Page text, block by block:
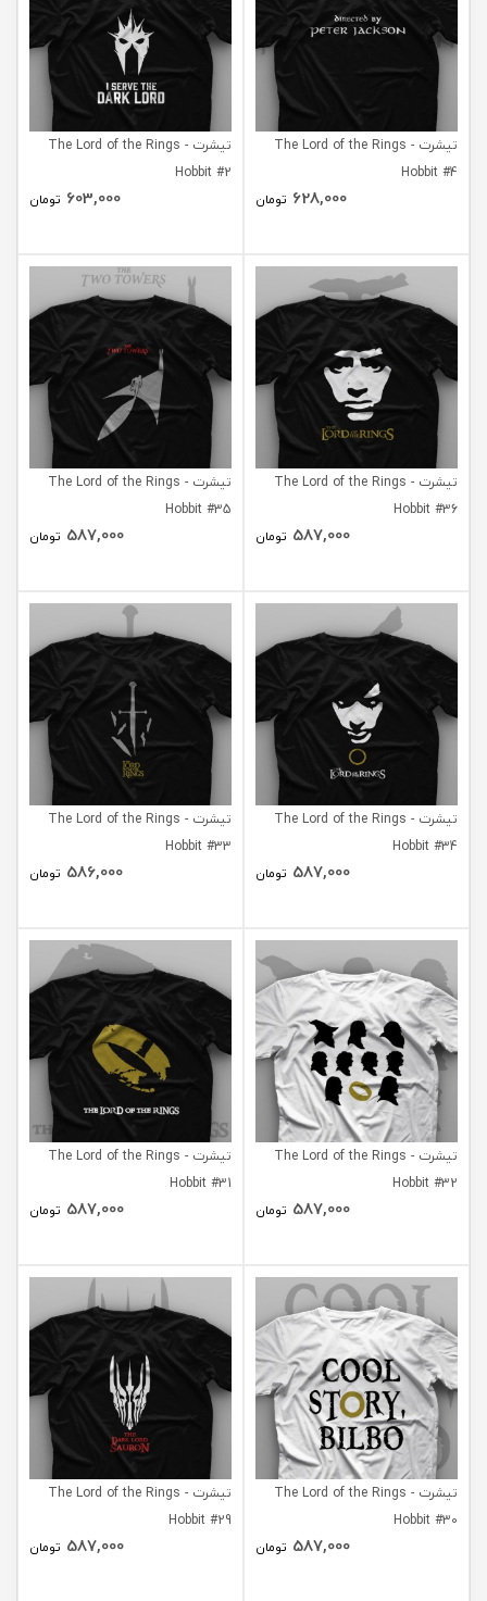
تیشرت The Lord of the Rings -
Hobbit #4
628,000 تومان
تیشرت The Lord of the Rings -
Hobbit #2
603,000 تومان
تیشرت The Lord of the Rings -
Hobbit #36
587,000 تومان
تیشرت The Lord of the Rings -
Hobbit #35
587,000 تومان
تیشرت The Lord of the Rings -
Hobbit #34
587,000 تومان
تیشرت The Lord of the Rings -
Hobbit #33
586,000 تومان
تیشرت The Lord of the Rings -
Hobbit #32
587,000 تومان
تیشرت The Lord of the Rings -
Hobbit #31
587,000 تومان
تیشرت The Lord of the Rings -
Hobbit #30
587,000 تومان
تیشرت The Lord of the Rings -
Hobbit #29
587,000 تومان